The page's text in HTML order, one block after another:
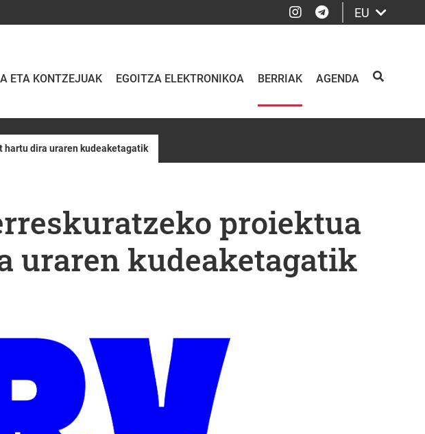
Instagram
Telegram
EU
ETA KONTZEJUAK EGOITZA ELEKTRONIKOA BERRIAK AGENDA BILATU
hartu dira uraren kudeaketagatik
proiektua
uraren kudeaketagatik